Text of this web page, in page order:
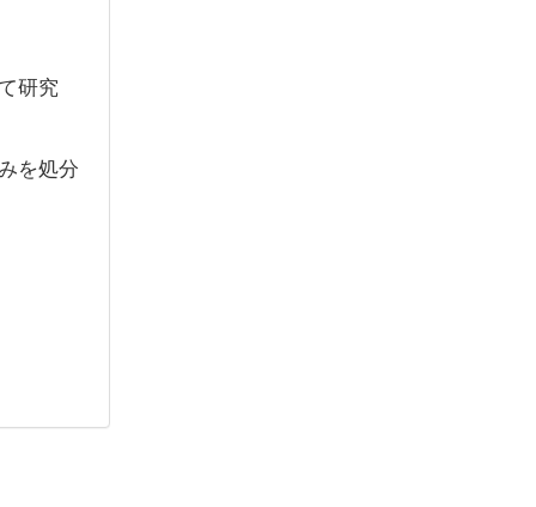
研究
を処分